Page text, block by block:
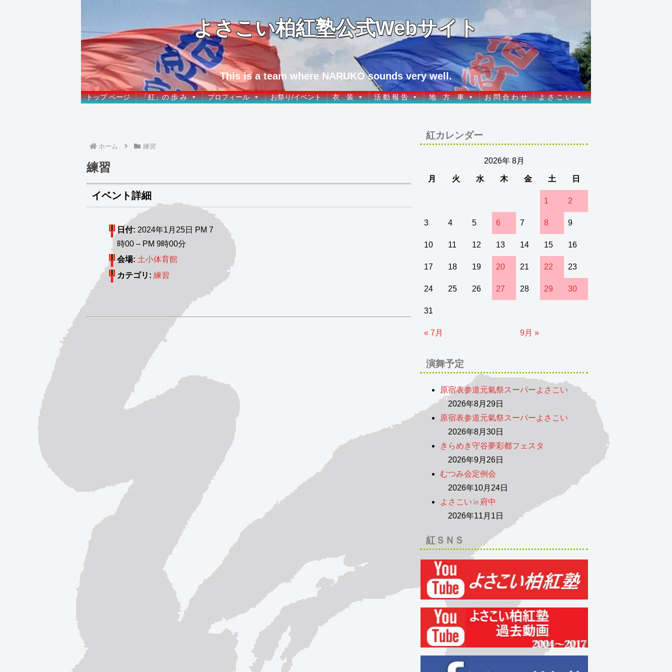
よさこい柏紅塾公式Webサイト
This is a team where NARUKO sounds very well.
トップ ページ 「紅」の 歩 み プロフィール お祭り/イベント 衣 装 活 動 報 告 地 方 車 お 問 合 わ せ よ さ こ い
ホーム 練習
練習
イベント詳細
日付: 2024年1月25日 PM 7
時00 – PM 9時00分
会場: 土小体育館
カテゴリ: 練習
紅カレンダー
2026年 8月
月 火 水 木 金 土 日
1 2
3 4 5 6 7 8 9
10 11 12 13 14 15 16
17 18 19 20 21 22 23
24 25 26 27 28 29 30
31
« 7月 9月 »
演舞予定
原宿表参道元氣祭スーパーよさこい
2026年8月29日
原宿表参道元氣祭スーパーよさこい
2026年8月30日
きらめき守谷夢彩都フェスタ
2026年9月26日
むつみ会定例会
2026年10月24日
よさこい㏌府中
2026年11月1日
紅ＳＮＳ